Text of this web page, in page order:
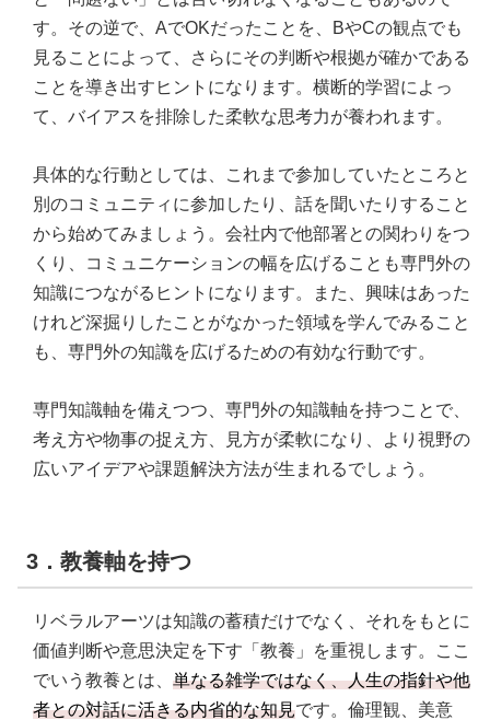
す。その逆で、AでOKだったことを、BやCの観点でも
見ることによって、さらにその判断や根拠が確かである
ことを導き出すヒントになります。横断的学習によっ
て、バイアスを排除した柔軟な思考力が養われます。
具体的な行動としては、これまで参加していたところと
別のコミュニティに参加したり、話を聞いたりすること
から始めてみましょう。会社内で他部署との関わりをつ
くり、コミュニケーションの幅を広げることも専門外の
知識につながるヒントになります。また、興味はあった
けれど深掘りしたことがなかった領域を学んでみること
も、専門外の知識を広げるための有効な行動です。
専門知識軸を備えつつ、専門外の知識軸を持つことで、
考え方や物事の捉え方、見方が柔軟になり、より視野の
広いアイデアや課題解決方法が生まれるでしょう。
3．教養軸を持つ
リベラルアーツは知識の蓄積だけでなく、それをもとに
価値判断や意思決定を下す「教養」を重視します。ここ
でいう教養とは、 単なる雑学ではなく、人生の指針や他
者との対話に活きる内省的な知見です。倫理観、美意